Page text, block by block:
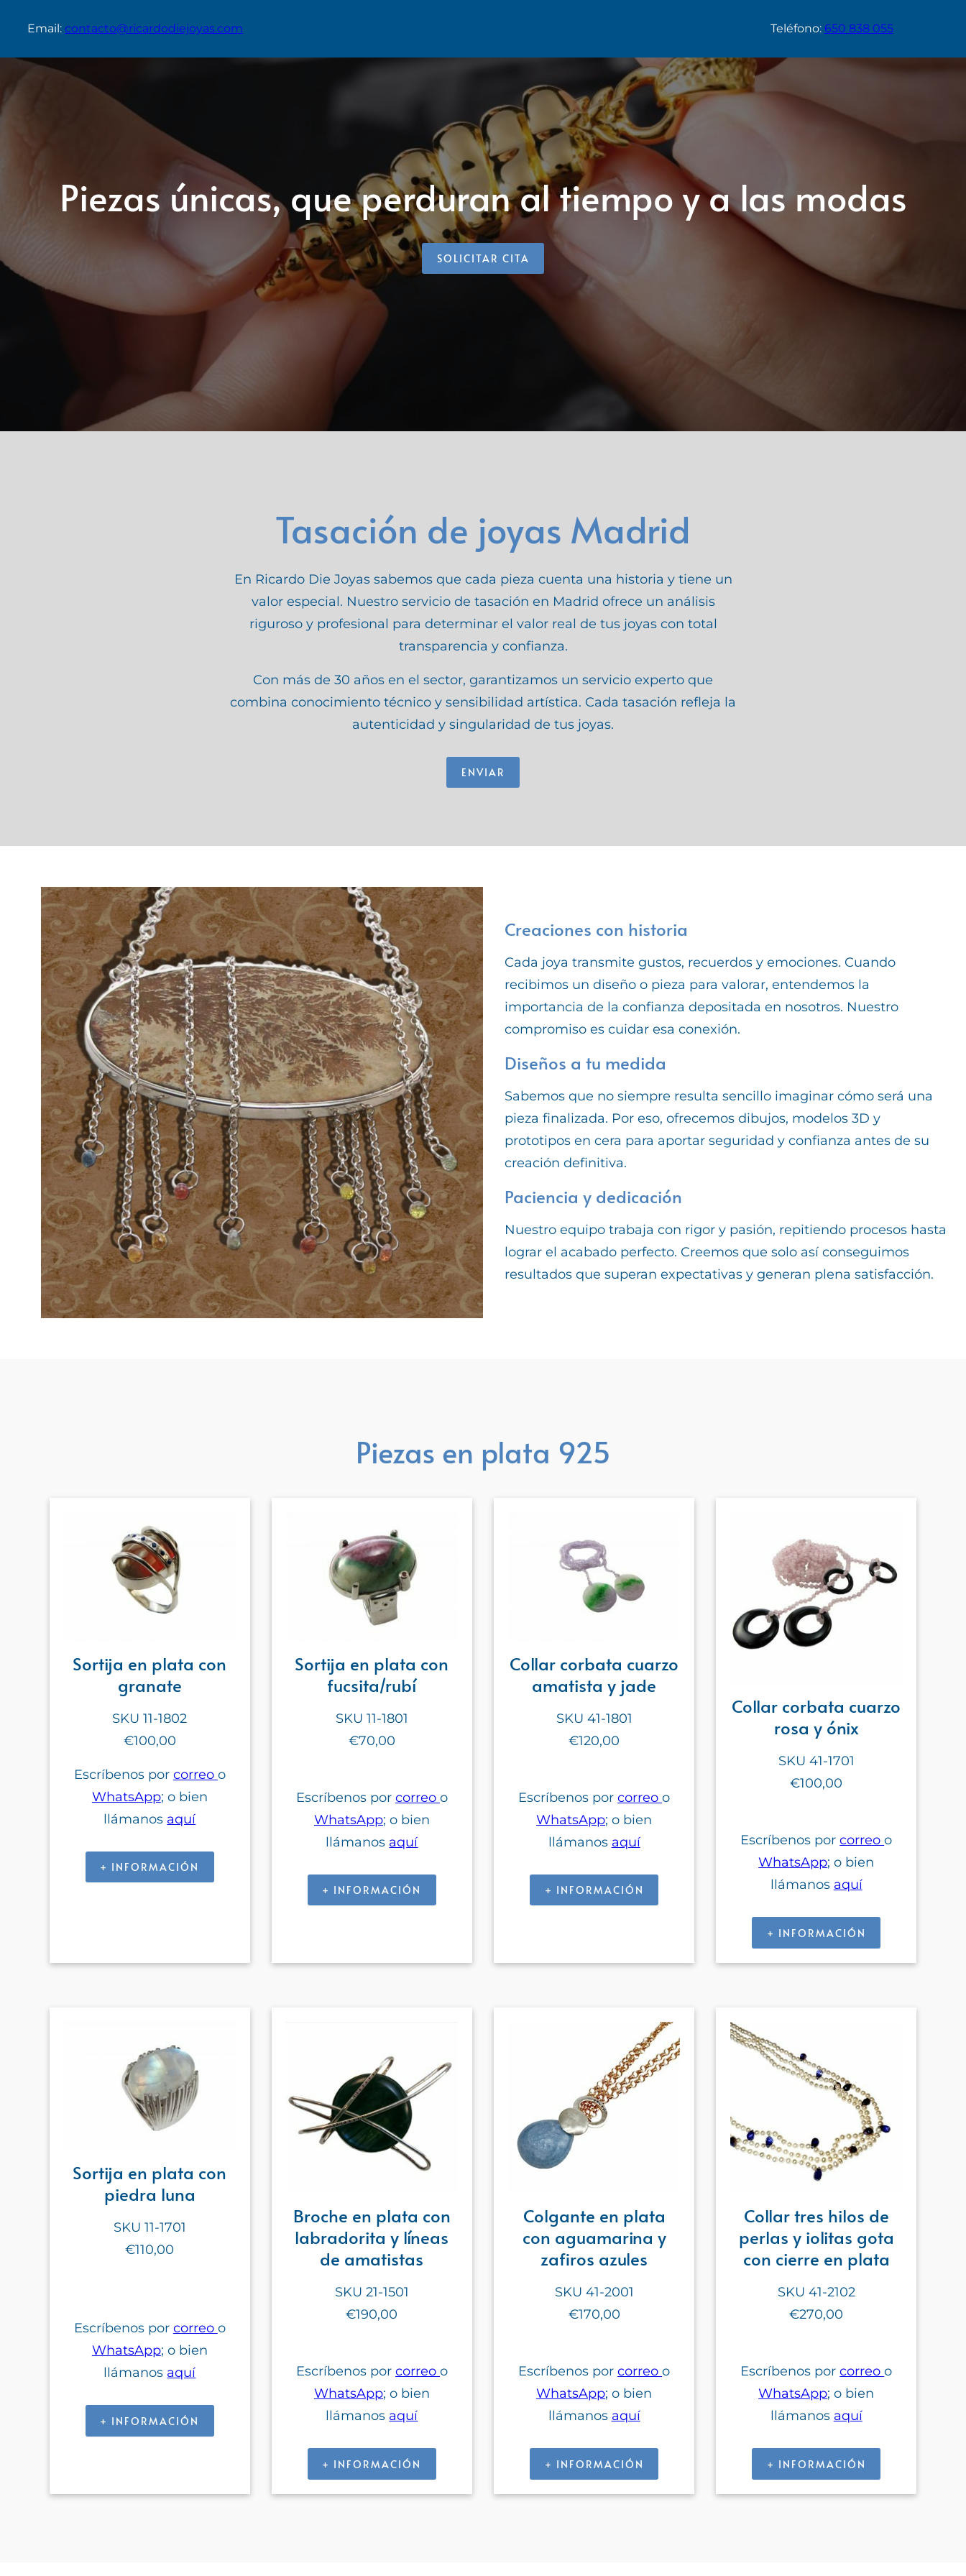
Piezas únicas, que perduran al tiempo y a las modas
SOLICITAR CITA
Tasación de joyas Madrid
En Ricardo Die Joyas sabemos que cada pieza cuenta una historia y tiene un
valor especial. Nuestro servicio de tasación en Madrid ofrece un análisis
riguroso y profesional para determinar el valor real de tus joyas con total
transparencia y confianza.
Con más de 30 años en el sector, garantizamos un servicio experto que
combina conocimiento técnico y sensibilidad artística. Cada tasación refleja la
autenticidad y singularidad de tus joyas.
ENVIAR
Creaciones con historia
Cada joya transmite gustos, recuerdos y emociones. Cuando
recibimos un diseño o pieza para valorar, entendemos la
importancia de la confianza depositada en nosotros. Nuestro
compromiso es cuidar esa conexión.
Diseños a tu medida
Sabemos que no siempre resulta sencillo imaginar cómo será una
pieza finalizada. Por eso, ofrecemos dibujos, modelos 3D y
prototipos en cera para aportar seguridad y confianza antes de su
creación definitiva.
Paciencia y dedicación
Nuestro equipo trabaja con rigor y pasión, repitiendo procesos hasta
lograr el acabado perfecto. Creemos que solo así conseguimos
resultados que superan expectativas y generan plena satisfacción.
Piezas en plata 925
Sortija en plata con
granate
SKU 11-1802
€100,00
Escríbenos por correo o
WhatsApp; o bien
llámanos aquí
+ INFORMACIÓN
Sortija en plata con
fucsita/rubí
SKU 11-1801
€70,00
Escríbenos por correo o
WhatsApp; o bien
llámanos aquí
+ INFORMACIÓN
Collar corbata cuarzo
amatista y jade
SKU 41-1801
€120,00
Escríbenos porcorreoo
WhatsApp; o bien
llámanos aquí
+ INFORMACIÓN
Collar corbata cuarzo
rosa y ónix
SKU 41-1701
€100,00
Escríbenos porcorreoo
WhatsApp; o bien
llámanos aquí
+ INFORMACIÓN
Sortija en plata con
piedra luna
SKU 11-1701
€110,00
Escríbenos por correo o
WhatsApp; o bien
llámanos aquí
+ INFORMACIÓN
Broche en plata con
labradorita y líneas
de amatistas
SKU 21-1501
€190,00
Escríbenos por correo o
WhatsApp; o bien
llámanos aquí
+ INFORMACIÓN
Colgante en plata
con aguamarina y
zafiros azules
SKU 41-2001
€170,00
Escríbenos porcorreoo
WhatsApp; o bien
llámanos aquí
+ INFORMACIÓN
Collar tres hilos de
perlas y iolitas gota
con cierre en plata
SKU 41-2102
€270,00
Escríbenos porcorreoo
WhatsApp; o bien
llámanos aquí
+ INFORMACIÓN
Email: contacto@ricardodiejoyas.com Teléfono: 650 838 055